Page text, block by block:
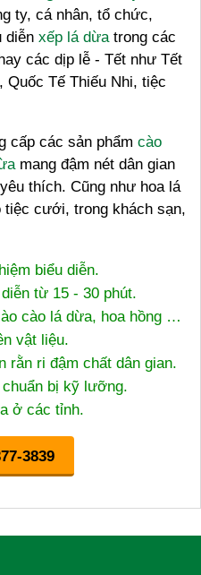
ty, cá nhân, tổ chức,
diễn xếp lá dừatrong các
các dịp lễ - Tết như Tết
Quốc Tế Thiếu Nhi, tiệc
cấp các sản phẩm cào
mang đậm nét dân gian
thích. Cũng như hoa lá
cưới, trong khách sạn,
biểu diễn.
từ 15 - 30 phút.
cào lá dừa, hoa hồng …
vật liệu.
rằn ri đậm chất dân gian.
bị kỹ lưỡng.
ở các tỉnh.
3839